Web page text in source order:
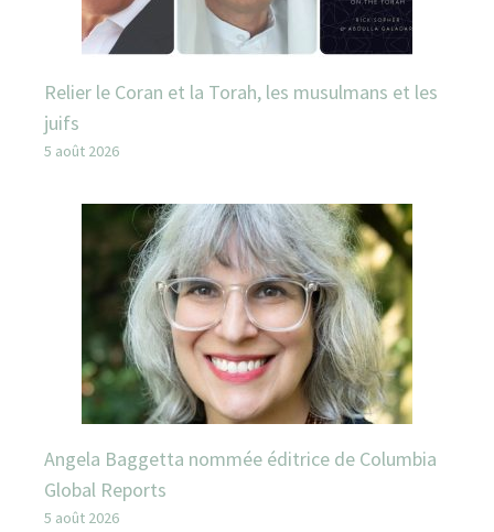
Relier le Coran et la Torah, les musulmans et les
juifs
5 août 2026
Angela Baggetta nommée éditrice de Columbia
Global Reports
5 août 2026